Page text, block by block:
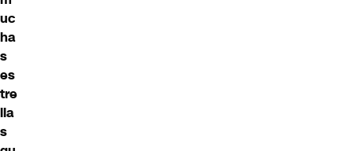
uc
ha
s
es
tre
lla
s